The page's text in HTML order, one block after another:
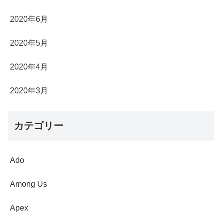
2020年6月
2020年5月
2020年4月
2020年3月
カテゴリー
Ado
Among Us
Apex